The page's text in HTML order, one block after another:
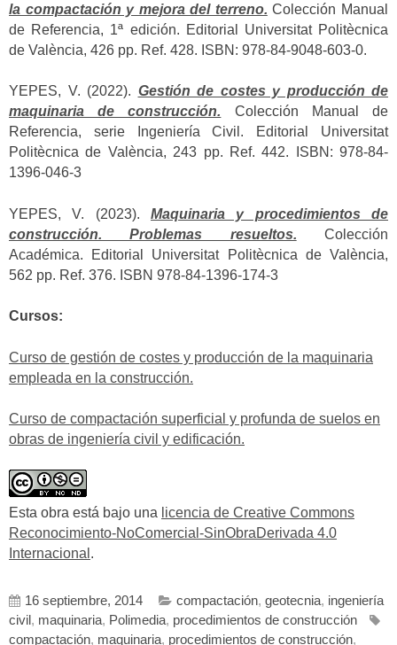
la compactación y mejora del terreno. Colección Manual
de Referencia, 1ª edición. Editorial Universitat Politècnica
de València, 426 pp. Ref. 428. ISBN: 978-84-9048-603-0.
YEPES, V. (2022). Gestión de costes y producción de
maquinaria de construcción. Colección Manual de
Referencia, serie Ingeniería Civil. Editorial Universitat
Politècnica de València, 243 pp. Ref. 442. ISBN: 978-84-
1396-046-3
YEPES, V. (2023). Maquinaria y procedimientos de
construcción. Problemas resueltos. Colección
Académica. Editorial Universitat Politècnica de València,
562 pp. Ref. 376. ISBN 978-84-1396-174-3
Cursos:
Curso de gestión de costes y producción de la maquinaria
empleada en la construcción.
Curso de compactación superficial y profunda de suelos en
obras de ingeniería civil y edificación.
Esta obra está bajo una licencia de Creative Commons
Reconocimiento-NoComercial-SinObraDerivada 4.0
Internacional .
16 septiembre, 2014 compactación, geotecnia, ingeniería
civil , maquinaria, Polimedia, procedimientos de construcción
compactación, maquinaria, procedimientos de construcción,